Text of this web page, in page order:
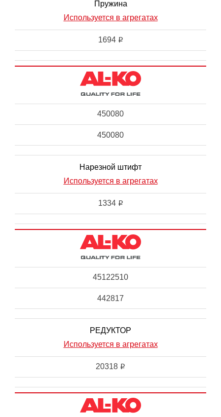
Пружина
Используется в агрегатах
1694 i
450080
450080
Нарезной штифт
Используется в агрегатах
1334 i
45122510
442817
РЕДУКТОР
Используется в агрегатах
20318 i